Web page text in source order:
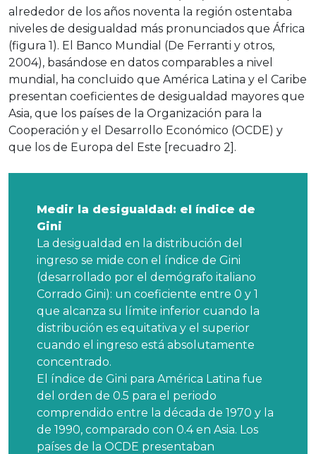
alrededor de los años noventa la región ostentaba
niveles de desigualdad más pronunciados que África
(figura 1). El Banco Mundial (De Ferranti y otros,
2004), basándose en datos comparables a nivel
mundial, ha concluido que América Latina y el Caribe
presentan coeficientes de desigualdad mayores que
Asia, que los países de la Organización para la
Cooperación y el Desarrollo Económico (OCDE) y
que los de Europa del Este [recuadro 2].
Medir la desigualdad: el índice de
Gini
La desigualdad en la distribución del
ingreso se mide con el índice de Gini
(desarrollado por el demógrafo italiano
Corrado Gini): un coeficiente entre 0 y 1
que alcanza su límite inferior cuando la
distribución es equitativa y el superior
cuando el ingreso está absolutamente
concentrado.
El índice de Gini para América Latina fue
del orden de 0.5 para el periodo
comprendido entre la década de 1970 y la
de 1990, comparado con 0.4 en Asia. Los
países de la OCDE presentaban